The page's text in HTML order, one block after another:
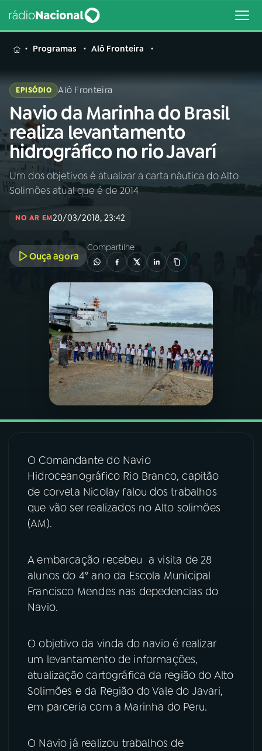
MENU
Buscar
na
Rádio
Nacional
Buscar
AO VIVO
INÍCIO
A RÁDIO
PROGRAMAÇÃO
PROGRAMAS
PODCASTS
VIDEOCASTS
FESTIVAL DE MÚSICA
ACOMPANHE A RÁDIO NACIONAL
Instagram X
TikTok
Programas Alô Fronteira
EPISÓDIO Alô Fronteira
Navio da Marinha do Brasil
realiza levantamento
hidrográfico no rio Javarí
Um dos objetivos é atualizar a carta náutica do Alto
Solimões atual que é de 2014
NO AR EM20/03/2018, 23:42
Ouça agora
Compartilhe
O Comandante do Navio
Hidroceanográfico Rio Branco, capitão
de corveta Nicolay falou dos trabalhos
que vão ser realizados no Alto solimões
(AM).
A embarcação recebeu a visita de 28
alunos do 4° ano da Escola Municipal
Francisco Mendes nas depedencias do
Navio.
O objetivo da vinda do navio é realizar
um levantamento de informações,
atualização cartográfica da região do Alto
Solimões e da Região do Vale do Javari,
em parceria com a Marinha do Peru.
O Navio já realizou trabalhos de